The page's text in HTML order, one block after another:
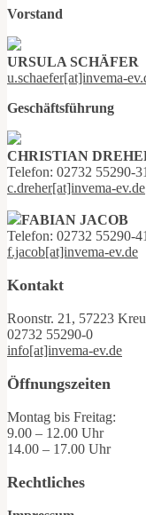
Vorstand
URSULA SCHÄFER
u.schaefer[at]invema-
Geschäftsführung
CHRISTIAN
Telefon: 02732 55290-31
c.dreher[at]invema-ev.de
FABIAN JACOB
Telefon: 02732 55290-41
f.jacob[at]invema-ev.de
Kontakt
Roonstr. 21, 57223
02732 55290-0
info[at]invema-ev.de
Öffnungszeiten
Montag bis Freitag:
9.00 – 12.00 Uhr
14.00 – 17.00 Uhr
Rechtliches